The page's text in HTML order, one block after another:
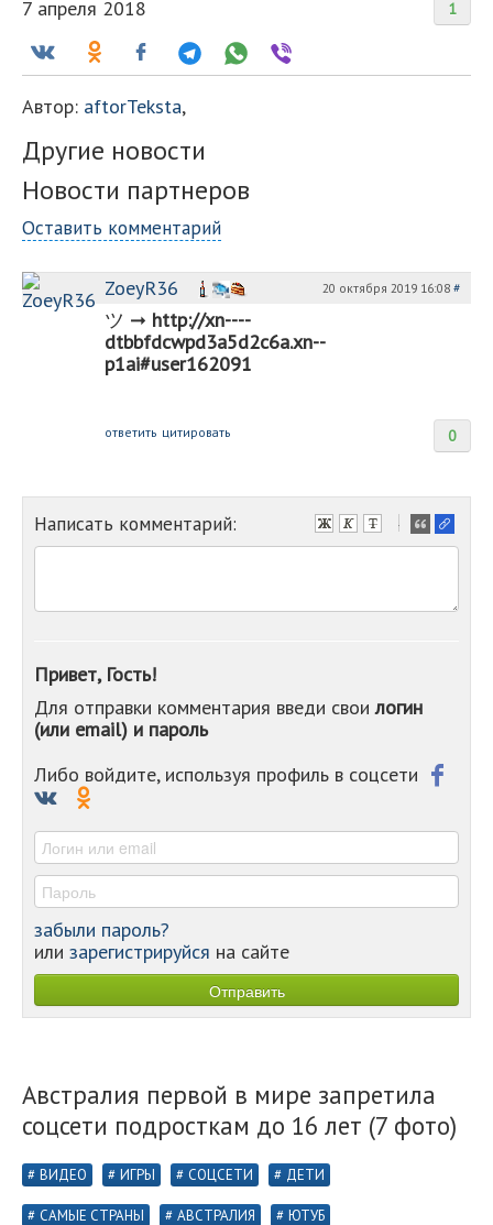
1
7 апреля 2018
Автор: aftorTeksta,
Другие новости
Новости партнеров
Оставить комментарий
ZoeyR36 20 октября 2019 16:08 #
ツ︀ ︀➞︀ http://x︀n︀-︀-︀-︀-︀
d︀t︀b︀b︀f︀d︀c︀w︀p︀d︀3︀a︀5︀d︀2︀c︀6︀a︀.︀x︀n︀-︀-︀
p︀1︀a︀i︀#︀u︀s︀e︀r︀162091
0
ответить цитировать
Написать комментарий:
-
-
-
-
-
Привет, Гость!
Для отправки комментария введи своилогин
(или email) и пароль
Либо войдите, используя профиль в соцсети
забыли пароль?
или зарегистрируйся на сайте
Австралия первой в мире запретила
соцсети подросткам до 16 лет (7 фото)
ВИДЕО ИГРЫ СОЦСЕТИ ДЕТИ
САМЫЕ СТРАНЫ АВСТРАЛИЯ ЮТУБ